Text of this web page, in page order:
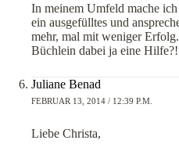
In meinem Umfeld mache
ein ausgefülltes und
mehr, mal mit weniger
Büchlein dabei ja eine Hilfe?!
Juliane Benad
FEBRUAR 13, 2014 / 12:39 P.M.
Liebe Christa,